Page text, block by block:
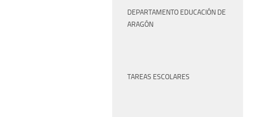
DEPARTAMENTO EDUCACIÓN DE
ARAGÓN
TAREAS ESCOLARES